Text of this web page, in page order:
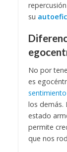
su
No por
es
los demás.
estado
permite
que nos